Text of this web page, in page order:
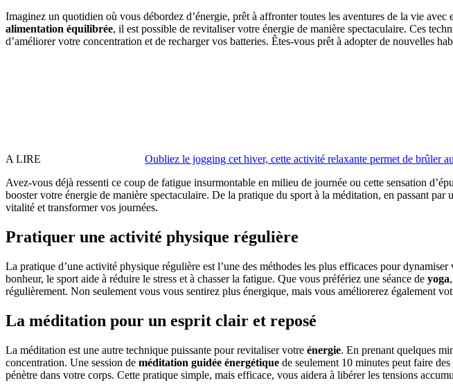
Imaginez un quotidien où vous débordez d’énergie, prêt à affronter toutes les aventures de la vie avec
alimentation équilibrée, il est possible de revitaliser votre énergie de manière spectaculaire. Ces
d’améliorer votre concentration et de recharger vos batteries. Êtes-vous prêt à adopter de nouvelles
A LIRE
Oubliez le jogging cet hiver, cette activité relaxante permet de brûler
Avez-vous déjà ressenti ce coup de fatigue insurmontable en milieu de journée ou cette sensation
booster votre énergie de manière spectaculaire. De la pratique du sport à la méditation, en passant
vitalité et transformer vos journées.
Pratiquer une activité physique régulière
La pratique d’une activité physique régulière est l’une des méthodes les plus efficaces pour
bonheur, le sport aide à réduire le stress et à chasser la fatigue. Que vous préfériez une séance de yoga
régulièrement. Non seulement vous vous sentirez plus énergique, mais vous améliorerez également
La méditation pour un esprit clair et reposé
La méditation est une autre technique puissante pour revitaliser votre énergie. En prenant quelques
concentration. Une session de méditation guidée énergétique de seulement 10 minutes peut faire
pénètre dans votre corps. Cette pratique simple, mais efficace, vous aidera à libérer les tensions